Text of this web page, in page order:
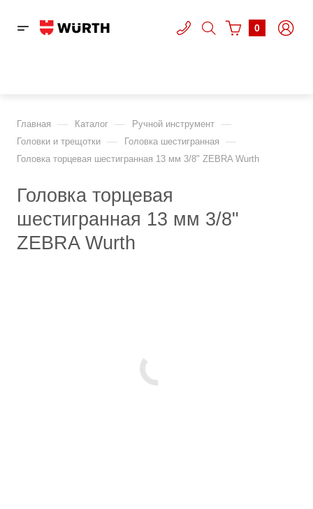
0
Главная — Каталог — Ручной инструмент —
Головки и трещотки — Головка шестигранная —
Головка торцевая шестигранная 13 мм 3/8" ZEBRA Wurth
Головка торцевая
шестигранная 13 мм 3/8"
ZEBRA Wurth